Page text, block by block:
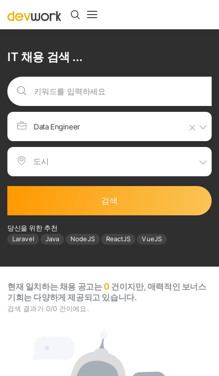
IT 채용 검색 ...
Data Engineer
검색
당신을 위한 추천
Laravel Java NodeJS ReactJS VueJS
현재 일치하는 채용 공고는 0 건이지만, 매력적인 보너스
기회는 다양하게 제공되고 있습니다.
검색 결과가 0/0 건이에요.